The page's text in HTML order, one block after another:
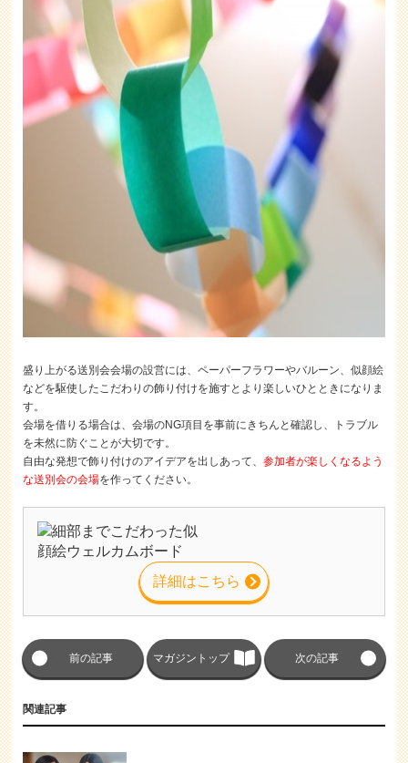
盛り上がる送別会会場の設営には、ペーパーフラワーやバルーン、似顔絵
などを駆使したこだわりの飾り付けを施すとより楽しいひとときになりま
す。
会場を借りる場合は、会場のNG項目を事前にきちんと確認し、トラブル
を未然に防ぐことが大切です。
自由な発想で飾り付けのアイデアを出しあって、参加者が楽しくなるよう
な送別会の会場を作ってください。
詳細はこちら
前の記事 マガジントップ 次の記事
関連記事